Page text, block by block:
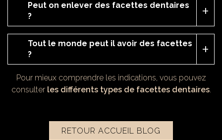
Peut on enlever des facettes dentaires
?
Tout le monde peut il avoir des facettes
?
Pour mieux comprendre les indications, vous pouvez
consulter les différents types de facettes dentaires.
RETOUR ACCUEIL BLOG